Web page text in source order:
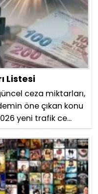
Listesi
ceza miktarları,
öne çıkan konu
yeni trafik ce...